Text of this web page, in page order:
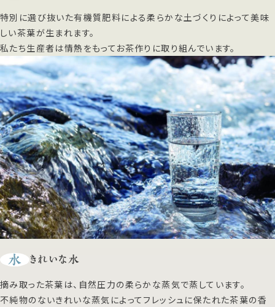
特別に選び抜いた有機質肥料による柔らかな土づくりによって美味
しい茶葉が生まれます。
私たち生産者は情熱をもってお茶作りに取り組んでいます。
水 きれいな水
摘み取った茶葉は、自然圧力の柔らかな蒸気で蒸しています。
不純物のないきれいな蒸気によってフレッシュに保たれた茶葉の香